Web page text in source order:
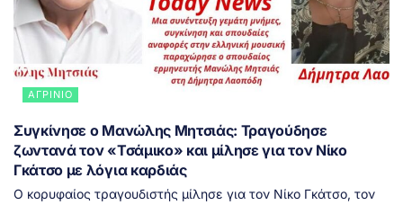
ΑΓΡΊΝΙΟ
Συγκίνησε ο Μανώλης Μητσιάς: Τραγούδησε
ζωντανά τον «Τσάμικο» και μίλησε για τον Νίκο
Γκάτσο με λόγια καρδιάς
Ο κορυφαίος τραγουδιστής μίλησε για τον Νίκο Γκάτσο, τον